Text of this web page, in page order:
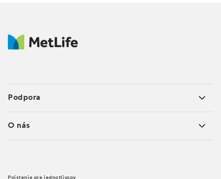
Podpora
O nás
Poistenie pre jednotlivcov